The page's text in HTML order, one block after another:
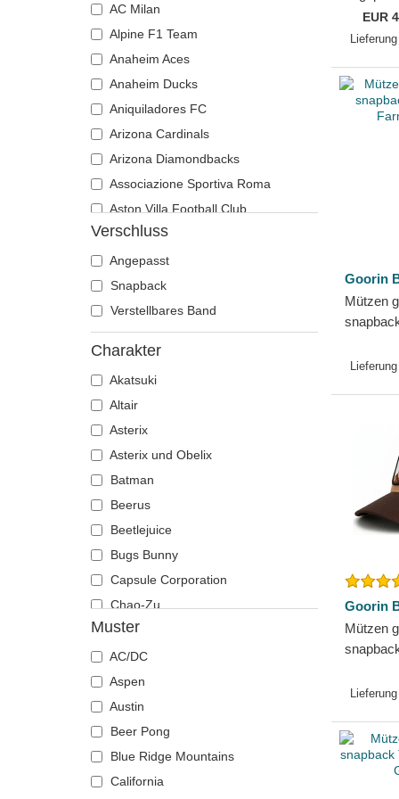
Totenkopf
Tukan
Tyrannosaurus rex
Waschbär
Wolf
Zebra
Ziege
Motor
Musik
My Hero Academia
Naruto
NASA
Nationalparks
One Piece
Rick und Morty
Robot Grendizer
Shrek
Spiel der Throne
SpongeBob
Staaten und Länder
AC Milan
Alpine F1 Team
Anaheim Aces
Anaheim Ducks
Aniquiladores FC
Arizona Cardinals
Arizona Diamondbacks
Associazione Sportiva Roma
Aston Villa Football Club
Atlanta Braves
Atlanta Falcons
Atlanta Hawks
Boston Bruins
Boston Celtics
Boston Red Sox
Brooklyn Nets
Carolina Panthers
Charlotte Hornets
Chelsea Football Club
Chicago Bears
Chicago Blackhawks
Chicago Bulls
Chicago Cubs
Chicago White Sox
Cincinnati Bengals
Cincinnati Reds
Cleveland Browns
Cleveland Cavaliers
Cleveland Cubs
Dallas Cowboys
Dallas Mavericks
Denver Broncos
Verschluss
Angepasst
Snapback
Verstellbares Band
Charakter
Akatsuki
Altair
Asterix
Asterix und Obelix
Batman
Beerus
Beetlejuice
Bugs Bunny
Capsule Corporation
Chao-Zu
Chucky
Daenerys Targaryen
Die Heiligtümer des Todes
DMC DeLorean
Dracarys
Duffy Duck
Einziger Ring
Muster
AC/DC
Aspen
Austin
Beer Pong
Blue Ridge Mountains
California
EUR
Goorin
Mützen
Farm
Goorin
Mützen
The